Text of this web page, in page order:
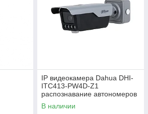
IP видеокамера Dahua DHI-
ITC413-PW4D-Z1
распознавание автономеров
В наличии